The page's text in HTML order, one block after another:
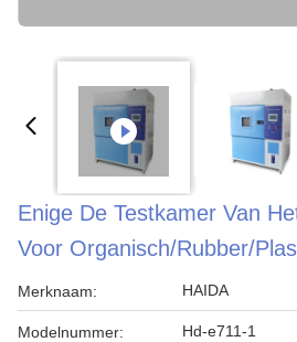
Enige De Testkamer Van
Voor Organisch/Rubber/
Merknaam: HAIDA
Modelnummer: Hd-e711-1